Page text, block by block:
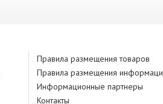
Правила размещения товаров
Правила размещения
Информационные партнеры
Контакты